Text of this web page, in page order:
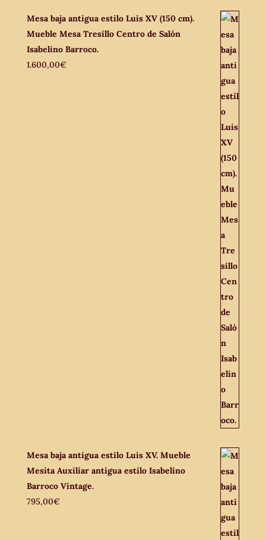
Mesa baja antigua estilo Luis XV (150 cm).
Mueble Mesa Tresillo Centro de Salón
Isabelino Barroco.
1.600,00€
Mesa baja antigua estilo Luis XV. Mueble
Mesita Auxiliar antigua estilo Isabelino
Barroco Vintage.
795,00€